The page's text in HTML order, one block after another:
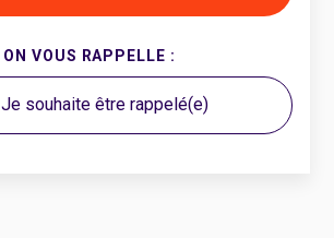
ON VOUS RAPPELLE :
Je souhaite être rappelé(e)